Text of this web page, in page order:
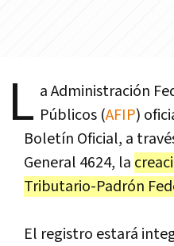
L a Administración
Públicos (AFIP)
Boletín Oficial, a
General 4624, la
Tributario-Padrón
El registro estará